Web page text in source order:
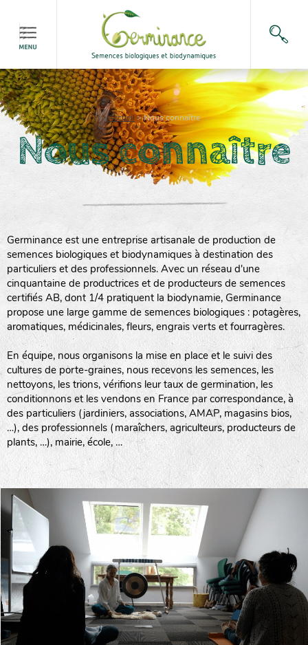
Accueil>Nous connaître
Nous connaître
Germinance est une entreprise artisanale de production de
semences biologiques et biodynamiques à destination des
particuliers et des professionnels. Avec un réseau d'une
cinquantaine de productrices et de producteurs de semences
certifiés AB, dont 1/4 pratiquent la biodynamie, Germinance
propose une large gamme de semences biologiques : potagères,
aromatiques, médicinales, fleurs, engrais verts et fourragères.
En équipe, nous organisons la mise en place et le suivi des
cultures de porte-graines, nous recevons les semences, les
nettoyons, les trions, vérifions leur taux de germination, les
conditionnons et les vendons en France par correspondance, à
des particuliers (jardiniers, associations, AMAP, magasins bios,
…), des professionnels (maraîchers, agriculteurs, producteurs de
plants, …), mairie, école, …